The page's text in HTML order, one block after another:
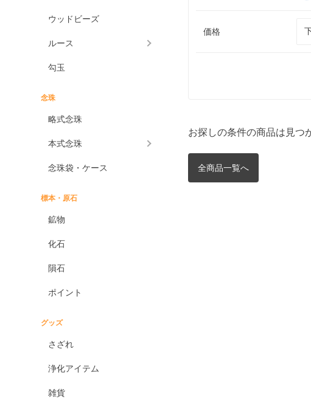
ウッドビーズ
ルース
勾玉
念珠
略式念珠
本式念珠
念珠袋・ケース
標本・原石
鉱物
化石
隕石
ポイント
グッズ
さざれ
浄化アイテム
雑貨
価格
お探しの条件の商品は見つ
全商品一覧へ